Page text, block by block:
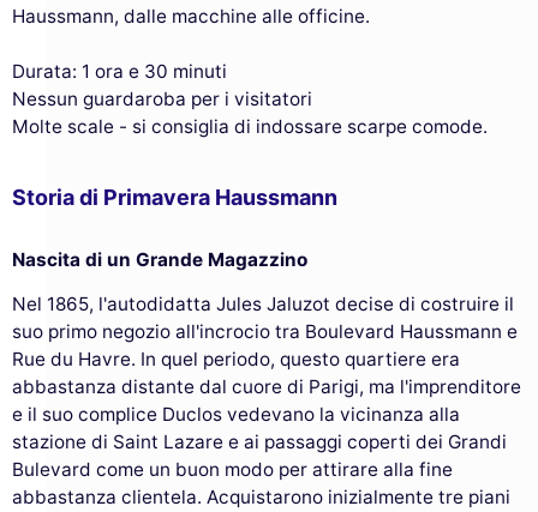
Haussmann, dalle macchine alle officine.
Durata: 1 ora e 30 minuti
Nessun guardaroba per i visitatori
Molte scale - si consiglia di indossare scarpe comode.
Storia di Primavera Haussmann
Nascita di un Grande Magazzino
Nel 1865, l'autodidatta Jules Jaluzot decise di costruire il
suo primo negozio all'incrocio tra Boulevard Haussmann e
Rue du Havre. In quel periodo, questo quartiere era
abbastanza distante dal cuore di Parigi, ma l'imprenditore
e il suo complice Duclos vedevano la vicinanza alla
stazione di Saint Lazare e ai passaggi coperti dei Grandi
Bulevard come un buon modo per attirare alla fine
abbastanza clientela. Acquistarono inizialmente tre piani